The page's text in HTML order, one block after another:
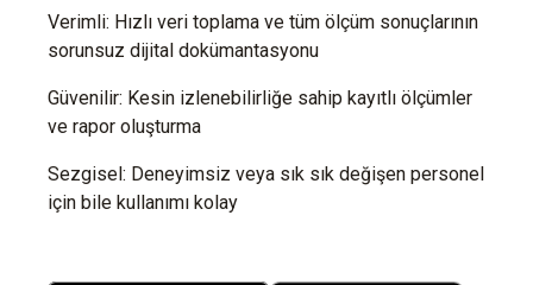
Verimli: Hızlı veri toplama ve tüm ölçüm sonuçlarının
sorunsuz dijital dokümantasyonu
Güvenilir: Kesin izlenebilirliğe sahip kayıtlı ölçümler
ve rapor oluşturma
Sezgisel: Deneyimsiz veya sık sık değişen personel
için bile kullanımı kolay